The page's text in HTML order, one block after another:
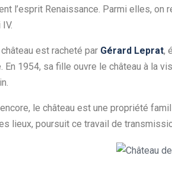
l’esprit Renaissance. Parmi elles, on
château est racheté par Gérard Leprat,
En 1954, sa fille ouvre le château à la
encore, le château est une propriété
lieux, poursuit ce travail de